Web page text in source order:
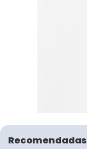
Recomendadas